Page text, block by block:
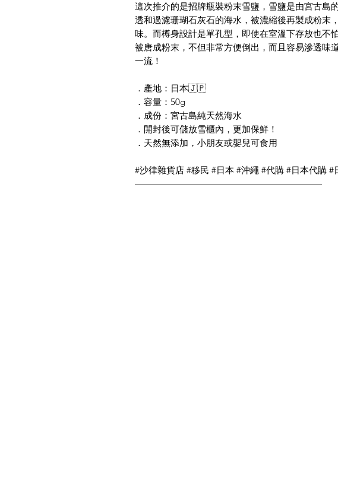
這次推介的是招牌瓶裝粉末雪鹽，雪鹽是由宮古島
透和過濾珊瑚石灰石的海水，被濃縮後再製成粉末
味。而樽身設計是單孔型，即使在室溫下存放也不
被唐成粉末，不但非常方便倒出，而且容易滲透味
一流！
．產地：日本🇯🇵
．容量：50g
．成份：宮古島純天然海水
．開封後可儲放雪櫃內，更加保鮮！
．天然無添加，小朋友或嬰兒可食用
#沙律雜貨店 #移民 #日本 #沖繩 #代購 #日本代購 #
—————————————————————